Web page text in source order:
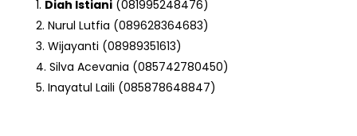
Diah Istiani(081995248476)
Nurul Lutfia (089628364683)
Wijayanti (08989351613)
Silva Acevania (085742780450)
Inayatul Laili (085878648847)